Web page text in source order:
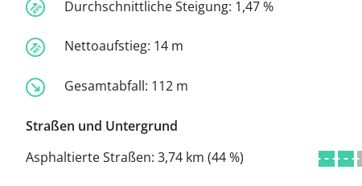
Durchschnittliche Steigung: 1,47 %
Nettoaufstieg: 14 m
Gesamtabfall: 112 m
Straßen und Untergrund
Asphaltierte Straßen: 3,74 km (44 %)